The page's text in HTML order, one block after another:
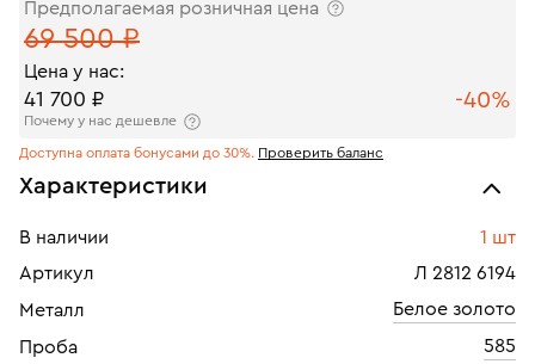
Предполагаемая розничная цена
69 500 ₽
Цена у нас:
41 700 ₽ -40%
Почему у нас дешевле
Доступна оплата бонусами до 30%. Проверить баланс
Характеристики
В наличии
1 шт
Артикул
Л 2812 6194
Металл
Белое золото
Проба
585